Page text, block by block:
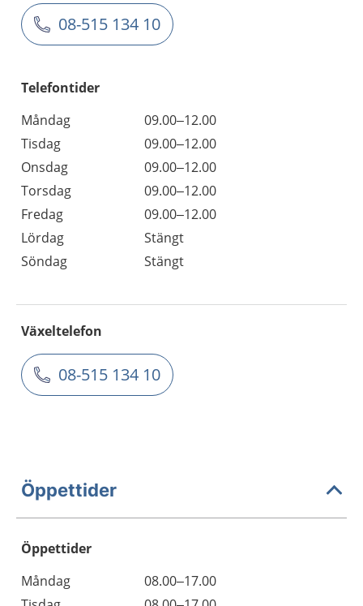
08-515 134 10
Telefontider
Måndag
09.00–12.00
Tisdag
09.00–12.00
Onsdag
09.00–12.00
Torsdag
09.00–12.00
Fredag
09.00–12.00
Lördag
Stängt
Söndag
Stängt
Växeltelefon
08-515 134 10
Öppettider
Öppettider
Dag
Öppettider
Kommentarer
Måndag
08.00–17.00